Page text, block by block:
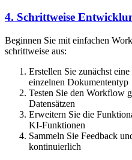
4. Schrittweise
Beginnen Sie mit einfachen
schrittweise aus:
Erstellen Sie zunächst
einzelnen Dokumententyp
Testen Sie den Workflow
Datensätzen
Erweitern Sie die
KI-Funktionen
Sammeln Sie Feedback
kontinuierlich